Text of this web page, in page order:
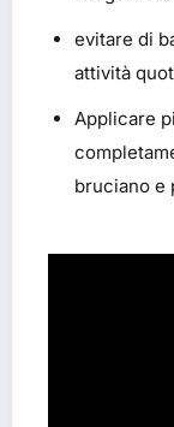
evitare di
attività
Applicare
bruciano e